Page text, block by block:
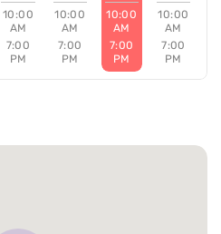
10:00
AM
7:00
PM
10:00
AM
7:00
PM
10:00
AM
7:00
PM
10:00
AM
7:00
PM